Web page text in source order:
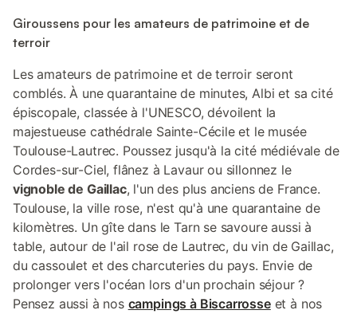
Giroussens pour les amateurs de patrimoine et de
terroir
Les amateurs de patrimoine et de terroir seront
comblés. À une quarantaine de minutes, Albi et sa cité
épiscopale, classée à l'UNESCO, dévoilent la
majestueuse cathédrale Sainte-Cécile et le musée
Toulouse-Lautrec. Poussez jusqu'à la cité médiévale de
Cordes-sur-Ciel, flânez à Lavaur ou sillonnez le
vignoble de Gaillac, l'un des plus anciens de France.
Toulouse, la ville rose, n'est qu'à une quarantaine de
kilomètres. Un gîte dans le Tarn se savoure aussi à
table, autour de l'ail rose de Lautrec, du vin de Gaillac,
du cassoulet et des charcuteries du pays. Envie de
prolonger vers l'océan lors d'un prochain séjour ?
Pensez aussi à nos campings à Biscarrosseet à nos